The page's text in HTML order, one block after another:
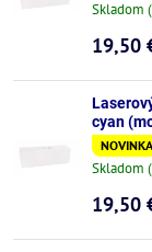
Skladom
19,50
cyan
NOVINKA
Skladom
19,50